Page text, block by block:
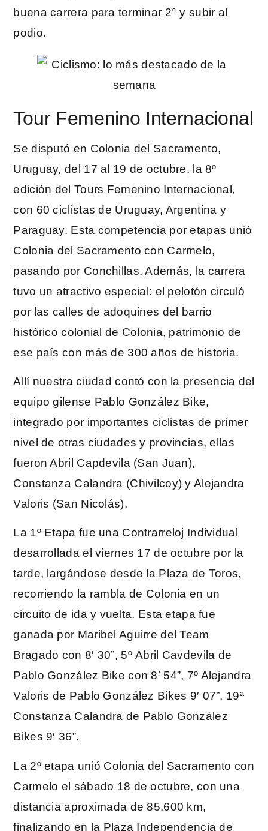
buena carrera para terminar 2° y subir al
podio.
Tour Femenino Internacional
Se disputó en Colonia del Sacramento,
Uruguay, del 17 al 19 de octubre, la 8º
edición del Tours Femenino Internacional,
con 60 ciclistas de Uruguay, Argentina y
Paraguay. Esta competencia por etapas unió
Colonia del Sacramento con Carmelo,
pasando por Conchillas. Además, la carrera
tuvo un atractivo especial: el pelotón circuló
por las calles de adoquines del barrio
histórico colonial de Colonia, patrimonio de
ese país con más de 300 años de historia.
Allí nuestra ciudad contó con la presencia del
equipo gilense Pablo González Bike,
integrado por importantes ciclistas de primer
nivel de otras ciudades y provincias, ellas
fueron Abril Capdevila (San Juan),
Constanza Calandra (Chivilcoy) y Alejandra
Valoris (San Nicolás).
La 1º Etapa fue una Contrarreloj Individual
desarrollada el viernes 17 de octubre por la
tarde, largándose desde la Plaza de Toros,
recorriendo la rambla de Colonia en un
circuito de ida y vuelta. Esta etapa fue
ganada por Maribel Aguirre del Team
Bragado con 8′ 30”, 5º Abril Cavdevila de
Pablo González Bike con 8′ 54”, 7º Alejandra
Valoris de Pablo González Bikes 9′ 07”, 19ª
Constanza Calandra de Pablo González
Bikes 9′ 36”.
La 2º etapa unió Colonia del Sacramento con
Carmelo el sábado 18 de octubre, con una
distancia aproximada de 85,600 km,
finalizando en la Plaza Independencia de